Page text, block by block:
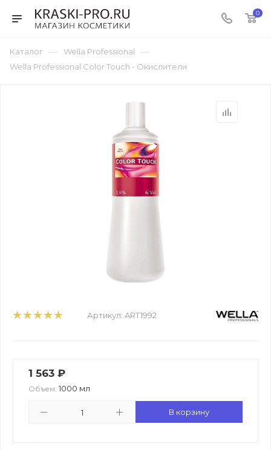
0
Каталог — Wella Professional —
Wella Professional Color Touch - Окислители
Артикул: ART1992
1 563 ₽
Объем: 1000 мл
В корзину